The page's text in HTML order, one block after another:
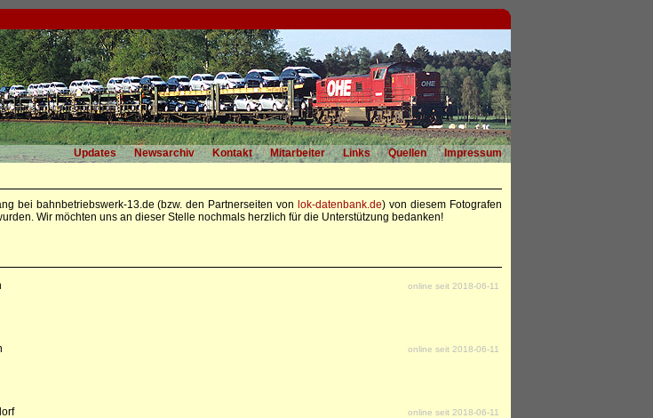
Updates Newsarchiv Kontakt Mitarbeiter Links Quellen
Impressum
bei bahnbetriebswerk-13.de (bzw. den Partnerseiten von lok-datenbank.de) von diesem Fotografen
Wir möchten uns an dieser Stelle nochmals herzlich für die Unterstützung bedanken!
online seit 2018-06-11
online seit 2018-06-11
online seit 2018-06-11